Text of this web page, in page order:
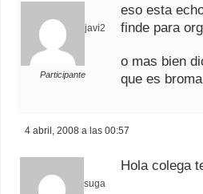
javi2
Participante
eso esta
finde para
o mas bien
que es
4 abril, 2008 a las 00:57
suga
Hola colega